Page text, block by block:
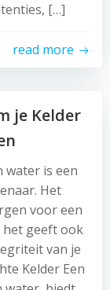
[…]
read more
je Kelder
water is een
Het
voor een
het geeft ook
van je
Kelder Een